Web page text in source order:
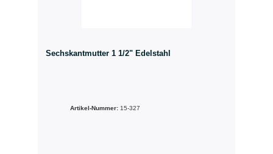
Sechskantmutter 1 1/2" Edelstahl
Artikel-Nummer: 15-327